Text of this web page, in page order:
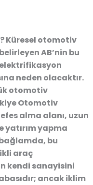
Küresel otomotiv
AB’nin bu
neden olacaktır.
otomotiv
Otomotiv
alma alanı, uzun
yapma
bu
araç
kendi sanayisini
ancak iklim